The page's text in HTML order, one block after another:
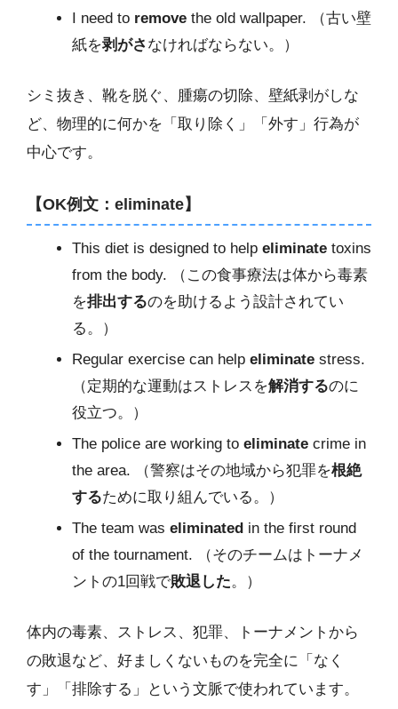
I need to remove the old wallpaper. （古い壁
紙を剥がさ なければならない。）
シミ抜き、靴を脱ぐ、腫瘍の切除、壁紙剥がしな
ど、物理的に何かを「取り除く」「外す」行為が
中心です。
【OK例文：eliminate】
This diet is designed to help eliminate toxins
from the body. （この食事療法は体から毒素
を排出するのを助けるよう設計されてい
る。）
Regular exercise can help eliminate stress.
（定期的な運動はストレスを解消するのに
役立つ。）
The police are working to eliminate crime in
the area. （警察はその地域から犯罪を根絶
するために取り組んでいる。）
The team was eliminated in the first round
of the tournament. （そのチームはトーナメ
ントの1回戦で敗退した。）
体内の毒素、ストレス、犯罪、トーナメントから
の敗退など、好ましくないものを完全に「なく
す」「排除する」という文脈で使われています。